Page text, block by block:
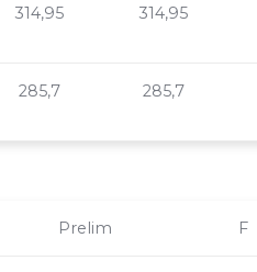
314,95 314,95
285,7 285,7
Prelim F